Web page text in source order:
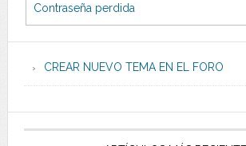
Contraseña perdida
CREAR NUEVO TEMA EN EL FORO